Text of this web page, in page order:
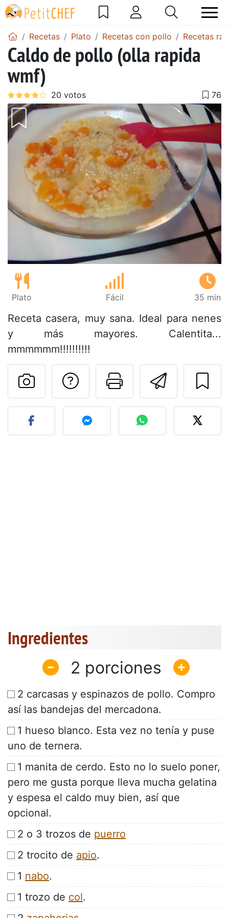
Recetas Plato Recetas con pollo Recetas
Caldo de pollo (olla rapida
wmf)
Plato Fácil 35 min
Receta casera, muy sana. Ideal para nenes
y más mayores. Calentita...
mmmmmm!!!!!!!!!!
Imprimir
Preguntar al autor
Publicar la foto de esta
Ingredientes
2
2 carcasas y espinazos de pollo. Compro
así las bandejas del mercadona.
1 hueso blanco. Esta vez no tenía y puse
uno de ternera.
1 manita de cerdo. Esto no lo suelo poner,
pero me gusta porque lleva mucha gelatina
y espesa el caldo muy bien, así que
opcional.
2 o 3 trozos de puerro
2 trocito de apio.
1 nabo.
1 trozo de col.